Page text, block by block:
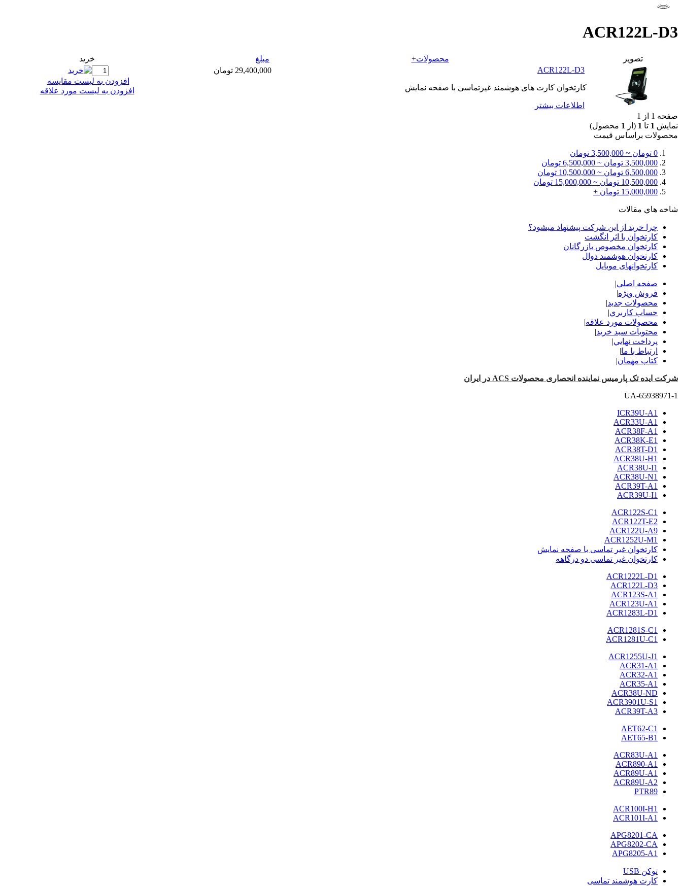
ACR122L-D3
تصوير محصولات+ مبلغ
خريد
ACR122L-D3
کارتخوان کارت های هوشمند غیرتماسی با صفحه نمایش
اطلاعات بيشتر
29,400,000 تومان
افزودن به ليست مقايسه
افزودن به لیست مورد علاقه
صفحه 1 از 1
نمایش 1 تا 1 (از 1 محصول)
محصولات براساس قيمت
0 تومان ~ 3,500,000 تومان
3,500,000 تومان ~ 6,500,000 تومان
6,500,000 تومان ~ 10,500,000 تومان
10,500,000 تومان ~ 15,000,000 تومان
15,000,000 تومان +
شاخه هاي مقالات
چرا خرید از این شرکت پیشنهاد میشود؟
کارتخوان با اثر انگشت
کارتخوان مخصوص بازرگانان
کارتخوان هوشمند دوال
کارتخوانهای موبایل
صفحه اصلي|
فروش ویژه|
محصولات جدید|
حساب کاربري|
محصولات مورد علاقه|
محتويات سبد خريد|
پرداخت نهايي|
ارتباط با ما|
کتاب مهمان|
شرکت ایده تک پارمیس نماینده انحصاری محصولات ACS در ایران
UA-65938971-1
ICR39U-A1
ACR33U-A1
ACR38F-A1
ACR38K-E1
ACR38T-D1
ACR38U-H1
ACR38U-I1
ACR38U-N1
ACR39T-A1
ACR39U-I1
ACR122S-C1
ACR122T-E2
ACR122U-A9
ACR1252U-M1
کارتخوان غیر تماسی با صفحه نمایش
کارتخوان غیر تماسی دو درگاهه
ACR1222L-D1
ACR122L-D3
ACR123S-A1
ACR123U-A1
ACR1283L-D1
ACR1281S-C1
ACR1281U-C1
ACR1255U-J1
ACR31-A1
ACR32-A1
ACR35-A1
ACR38U-ND
ACR3901U-S1
ACR39T-A3
AET62-C1
AET65-B1
ACR83U-A1
ACR890-A1
ACR89U-A1
ACR89U-A2
PTR89
ACR100I-H1
ACR101I-A1
APG8201-CA
APG8202-CA
APG8205-A1
توکن USB
کارت هوشمند تماسی